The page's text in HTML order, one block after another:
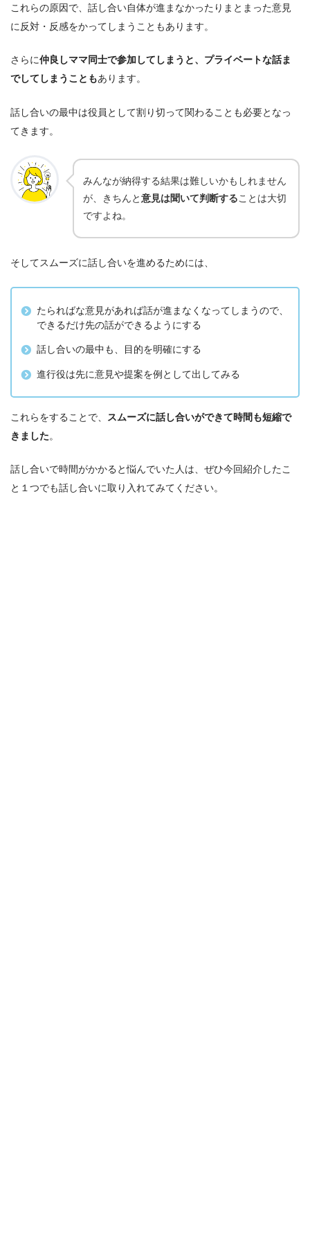
これらの原因で、話し合い自体が進まなかったりまとまった意見
に反対・反感をかってしまうこともあります。
さらに仲良しママ同士で参加してしまうと、プライベートな話ま
でしてしまうこともあります。
話し合いの最中は役員として割り切って関わることも必要となっ
てきます。
みんなが納得する結果は難しいかもしれません
が、きちんと 意見は聞いて判断することは大切
ですよね。
そしてスムーズに話し合いを進めるためには、
たらればな意見があれば話が進まなくなってしまうので、
できるだけ先の話ができるようにする
話し合いの最中も、目的を明確にする
進行役は先に意見や提案を例として出してみる
これらをすることで、
スムーズに話し合いができて時間も短縮で
きました。
話し合いで時間がかかると悩んでいた人は、ぜひ今回紹介したこ
と１つでも話し合いに取り入れてみてください。